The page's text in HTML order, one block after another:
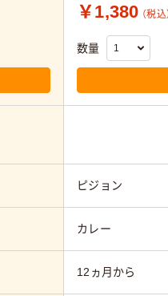
￥1,380 （税込
数量
ピジョン
カレー
12ヵ月から